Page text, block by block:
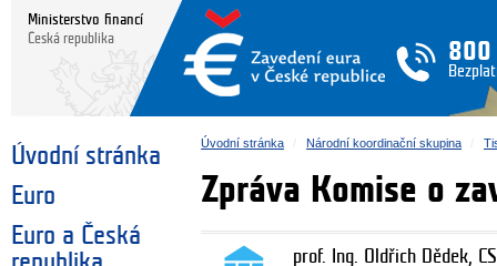
Ministerstvo financí
Česká republika
800
Úvodní stránka
Euro
Euro a Česká
Úvodní stránka Národní koordinační skupina
Zpráva Komise o
prof. Ing. Oldřich Dědek,